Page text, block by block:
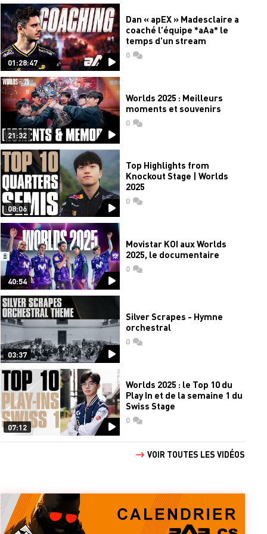
01:28:47
Dan « apEX » Madesclaire a
coaché l'équipe *aAa* le
temps d'un stream
0commentaires
21:32
Worlds 2025 : Meilleurs
moments et souvenirs
0commentaires
08:06
Top Highlights from
Knockout Stage | Worlds
2025
0commentaires
40:54
Movistar KOI aux Worlds
2025, le documentaire
0commentaires
03:37
Silver Scrapes - Hymne
orchestral
0commentaires
07:12
Worlds 2025 : le Top 10 du
Play In et de la semaine 1 du
Swiss Stage
0commentaires
VOIR TOUTES LES VIDÉOS